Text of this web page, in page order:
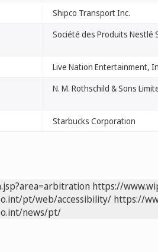
Shipco Transport Inc.
Société des Produits Nestlé
Live Nation Entertainment,
N. M. Rothschild & Sons
Starbucks Corporation
https://
pt/web/accessibility/ https://
news/pt/